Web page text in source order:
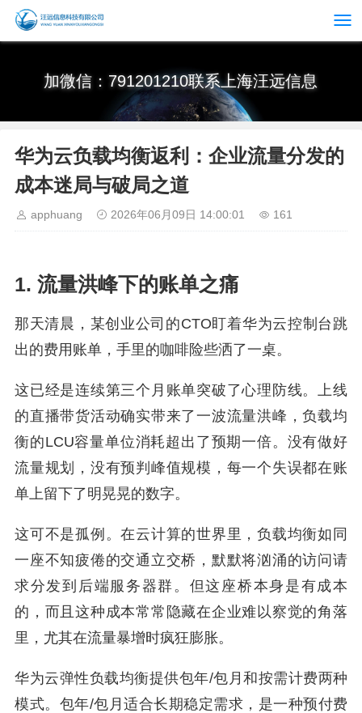
加微信：791201210联系上海汪远信息
华为云负载均衡返利：企业流量分发的
成本迷局与破局之道
apphuang 2026年06月09日 14:00:01 161
1. 流量洪峰下的账单之痛
那天清晨，某创业公司的CTO盯着华为云控制台跳
出的费用账单，手里的咖啡险些洒了一桌。
这已经是连续第三个月账单突破了心理防线。上线
的直播带货活动确实带来了一波流量洪峰，负载均
衡的LCU容量单位消耗超出了预期一倍。没有做好
流量规划，没有预判峰值规模，每一个失误都在账
单上留下了明晃晃的数字。
这可不是孤例。在云计算的世界里，负载均衡如同
一座不知疲倦的交通立交桥，默默将汹涌的访问请
求分发到后端服务器群。但这座桥本身是有成本
的，而且这种成本常常隐藏在企业难以察觉的角落
里，尤其在流量暴增时疯狂膨胀。
华为云弹性负载均衡提供包年/包月和按需计费两种
模式。包年/包月适合长期稳定需求，是一种预付费